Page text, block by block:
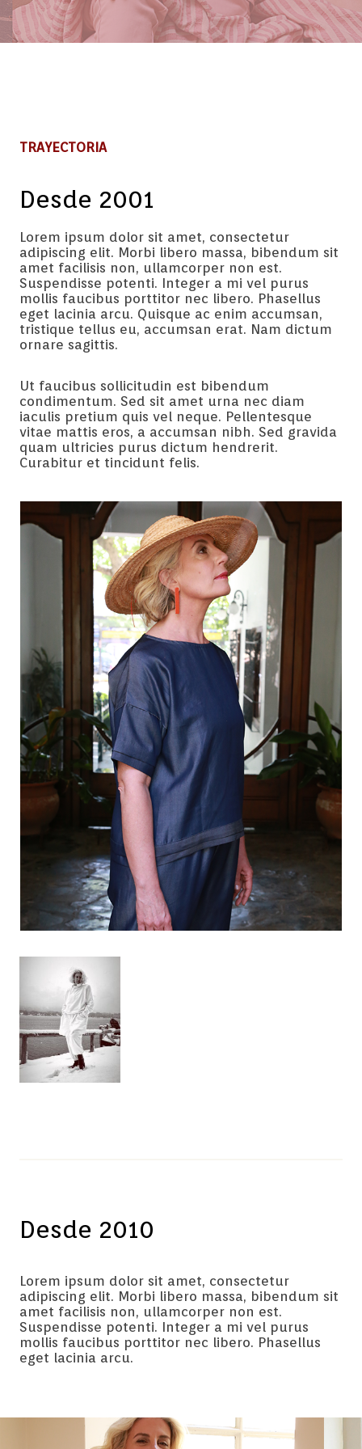
TRAYECTORIA
Desde 2001
Lorem ipsum dolor sit amet, consectetur
adipiscing elit. Morbi libero massa, bibendum sit
amet facilisis non, ullamcorper non est.
Suspendisse potenti. Integer a mi vel purus
mollis faucibus porttitor nec libero. Phasellus
eget lacinia arcu. Quisque ac enim accumsan,
tristique tellus eu, accumsan erat. Nam dictum
ornare sagittis.
Ut faucibus sollicitudin est bibendum
condimentum. Sed sit amet urna nec diam
iaculis pretium quis vel neque. Pellentesque
vitae mattis eros, a accumsan nibh. Sed gravida
quam ultricies purus dictum hendrerit.
Curabitur et tincidunt felis.
Desde 2010
Lorem ipsum dolor sit amet, consectetur
adipiscing elit. Morbi libero massa, bibendum sit
amet facilisis non, ullamcorper non est.
Suspendisse potenti. Integer a mi vel purus
mollis faucibus porttitor nec libero. Phasellus
eget lacinia arcu.